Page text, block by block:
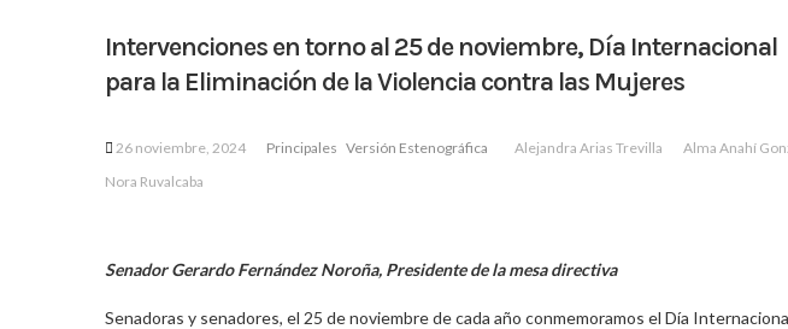
Intervenciones en torno al 25 de noviembre, Día Internacional
para la Eliminación de la Violencia contra las Mujeres
26 noviembre, 2024 Principales Versión Estenográfica Alejandra Arias Trevilla Alma Anahí
Nora Ruvalcaba
Senador Gerardo Fernández Noroña, Presidente de la mesa directiva
Senadoras y senadores, el 25 de noviembre de cada año conmemoramos el Día